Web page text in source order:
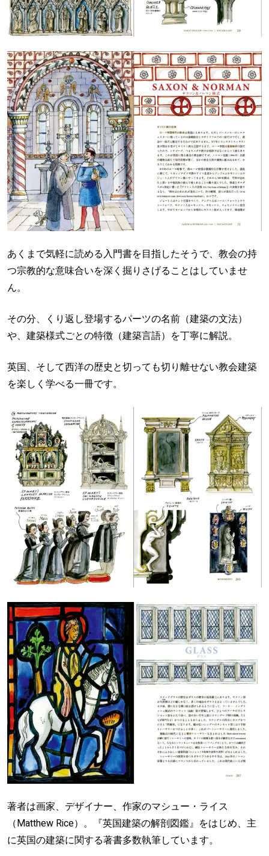
あくまで気軽に読める入門書を目指したそうで、教会の持
つ宗教的な意味合いを深く掘りさげることはしていませ
ん。
その分、くり返し登場するパーツの名前（建築の文法）
や、建築様式ごとの特徴（建築言語）を丁寧に解説。
英国、そして西洋の歴史と切っても切り離せない教会建築
を楽しく学べる一冊です。
著者は画家、デザイナー、作家のマシュー・ライス
（Matthew Rice）。『英国建築の解剖図鑑』をはじめ、主
に英国の建築に関する著書多数執筆しています。